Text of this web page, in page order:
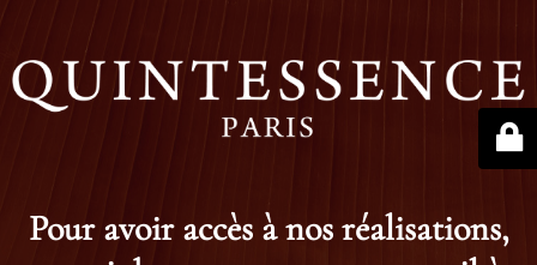
Pour avoir accès à nos réalisations,